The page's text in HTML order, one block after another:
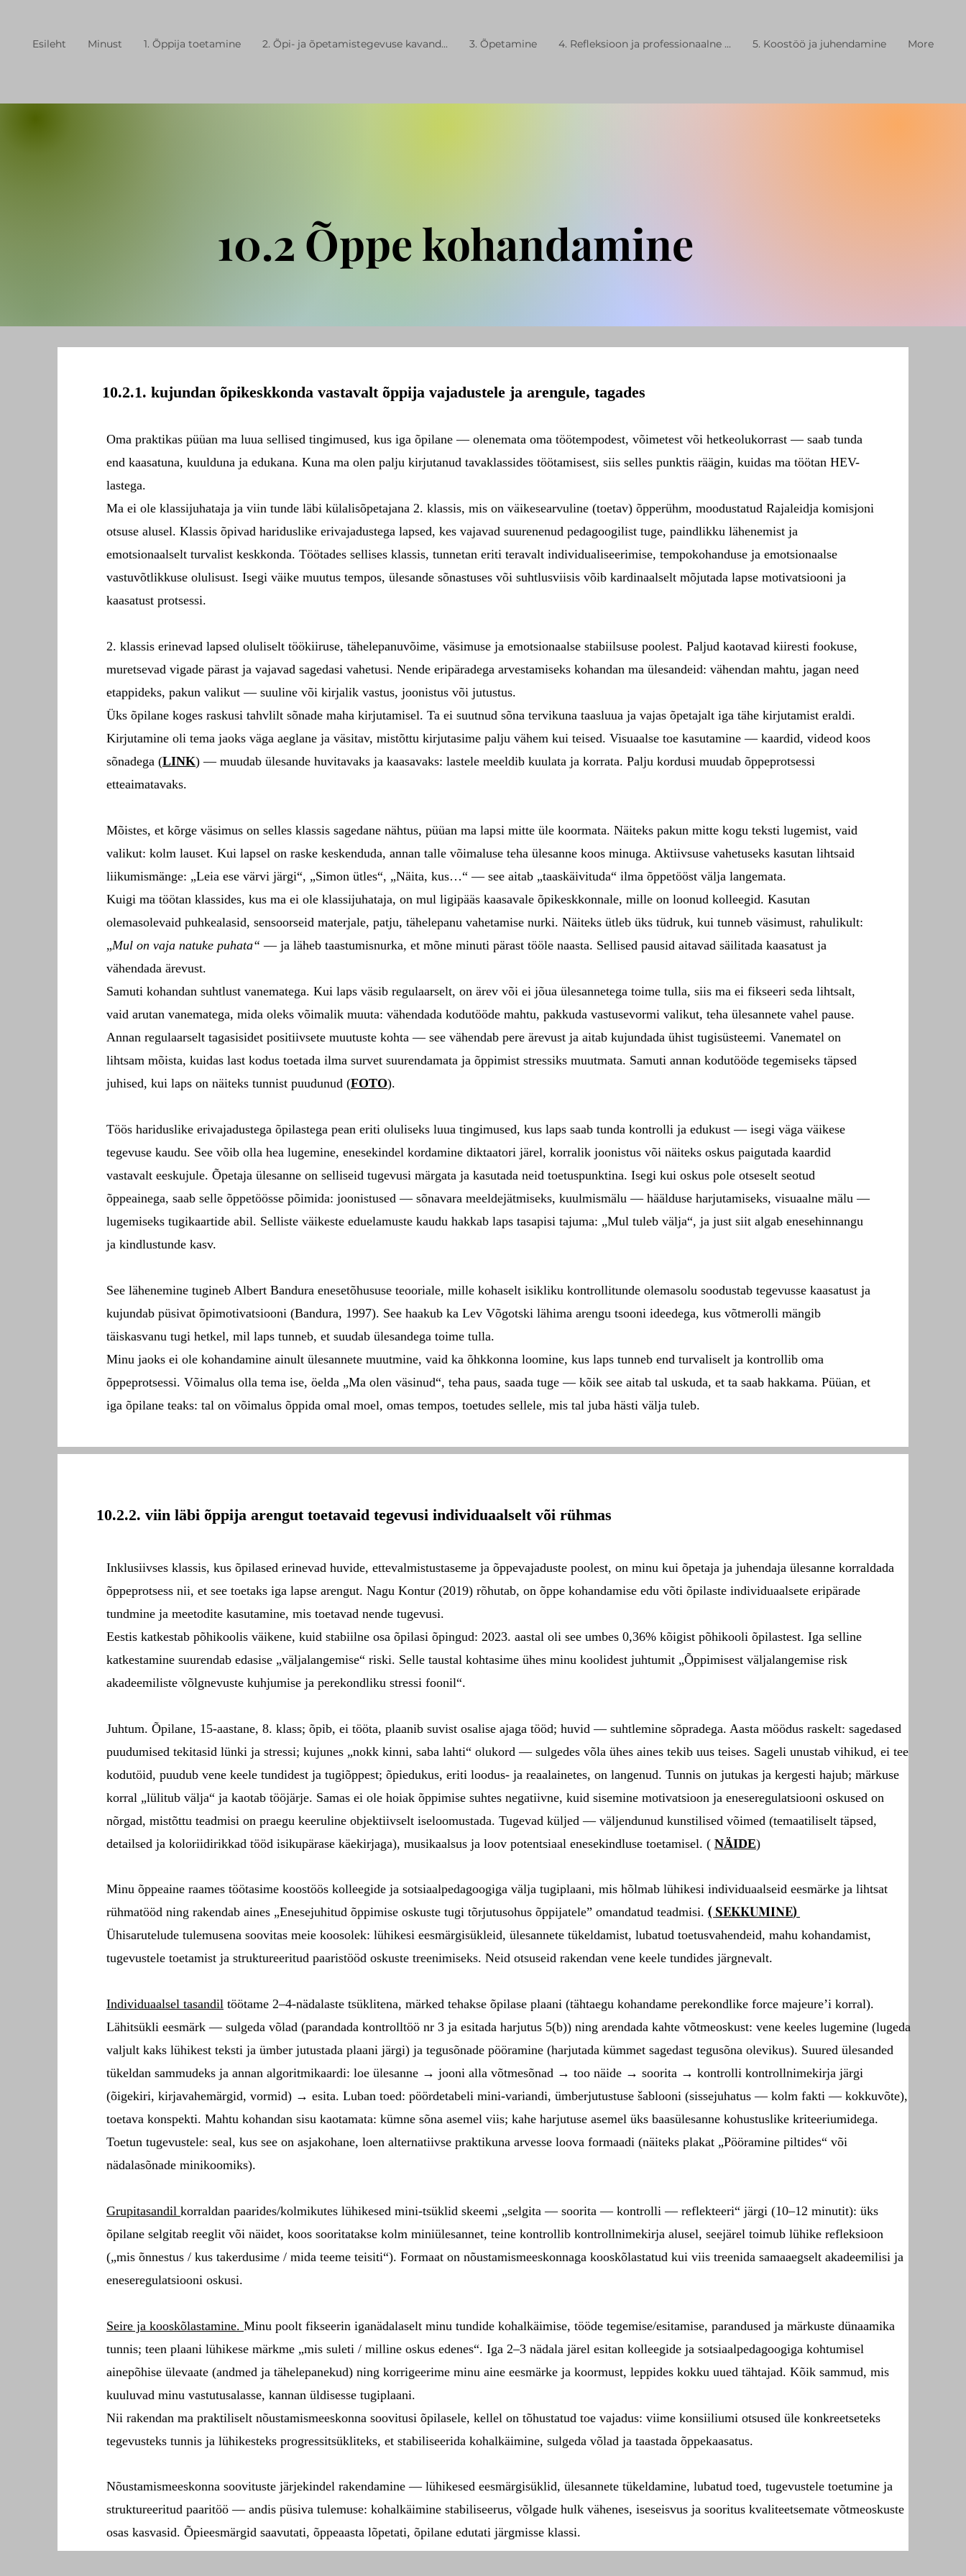
Esileht Minust 1. Õppija toetamine 2. Õpi- ja õpetamistegevuse kavand... 3. Õpetamine 4. Refleksioon ja professionaalne ... 5. Koostöö ja juhendamine More
​10.2 Õppe kohandamine
10.2.1. kujundan õpikeskkonda vastavalt õppija vajadustele ja arengule, tagades
Oma praktikas püüan ma luua sellised tingimused, kus iga õpilane — olenemata oma töötempodest, võimetest või hetkeolukorrast — saab tunda
end kaasatuna, kuulduna ja edukana. Kuna ma olen palju kirjutanud tavaklassides töötamisest, siis selles punktis räägin, kuidas ma töötan HEV-
lastega.
Ma ei ole klassijuhataja ja viin tunde läbi külalisõpetajana 2. klassis, mis on väikesearvuline (toetav) õpperühm, moodustatud Rajaleidja komisjoni
otsuse alusel. Klassis õpivad hariduslike erivajadustega lapsed, kes vajavad suurenenud pedagoogilist tuge, paindlikku lähenemist ja
emotsionaalselt turvalist keskkonda. Töötades sellises klassis, tunnetan eriti teravalt individualiseerimise, tempokohanduse ja emotsionaalse
vastuvõtlikkuse olulisust. Isegi väike muutus tempos, ülesande sõnastuses või suhtlusviisis võib kardinaalselt mõjutada lapse motivatsiooni ja
kaasatust protsessi.
2. klassis erinevad lapsed oluliselt töökiiruse, tähelepanuvõime, väsimuse ja emotsionaalse stabiilsuse poolest. Paljud kaotavad kiiresti fookuse,
muretsevad vigade pärast ja vajavad sagedasi vahetusi. Nende eripäradega arvestamiseks kohandan ma ülesandeid: vähendan mahtu, jagan need
etappideks, pakun valikut — suuline või kirjalik vastus, joonistus või jutustus.
Üks õpilane koges raskusi tahvlilt sõnade maha kirjutamisel. Ta ei suutnud sõna tervikuna taasluua ja vajas õpetajalt iga tähe kirjutamist eraldi.
Kirjutamine oli tema jaoks väga aeglane ja väsitav, mistõttu kirjutasime palju vähem kui teised. Visuaalse toe kasutamine — kaardid, videod koos
sõnadega (LINK) — muudab ülesande huvitavaks ja kaasavaks: lastele meeldib kuulata ja korrata. Palju kordusi muudab õppeprotsessi
etteaimatavaks.
Mõistes, et kõrge väsimus on selles klassis sagedane nähtus, püüan ma lapsi mitte üle koormata. Näiteks pakun mitte kogu teksti lugemist, vaid
valikut: kolm lauset. Kui lapsel on raske keskenduda, annan talle võimaluse teha ülesanne koos minuga. Aktiivsuse vahetuseks kasutan lihtsaid
liikumismänge: „Leia ese värvi järgi“, „Simon ütles“, „Näita, kus…“ — see aitab „taaskäivituda“ ilma õppetööst välja langemata.
Kuigi ma töötan klassides, kus ma ei ole klassijuhataja, on mul ligipääs kaasavale õpikeskkonnale, mille on loonud kolleegid. Kasutan
olemasolevaid puhkealasid, sensoorseid materjale, patju, tähelepanu vahetamise nurki. Näiteks ütleb üks tüdruk, kui tunneb väsimust, rahulikult:
„Mul on vaja natuke puhata“ — ja läheb taastumisnurka, et mõne minuti pärast tööle naasta. Sellised pausid aitavad säilitada kaasatust ja
vähendada ärevust.
Samuti kohandan suhtlust vanematega. Kui laps väsib regulaarselt, on ärev või ei jõua ülesannetega toime tulla, siis ma ei fikseeri seda lihtsalt,
vaid arutan vanematega, mida oleks võimalik muuta: vähendada kodutööde mahtu, pakkuda vastusevormi valikut, teha ülesannete vahel pause.
Annan regulaarselt tagasisidet positiivsete muutuste kohta — see vähendab pere ärevust ja aitab kujundada ühist tugisüsteemi. Vanematel on
lihtsam mõista, kuidas last kodus toetada ilma survet suurendamata ja õppimist stressiks muutmata. Samuti annan kodutööde tegemiseks täpsed
juhised, kui laps on näiteks tunnist puudunud (FOTO).
Töös hariduslike erivajadustega õpilastega pean eriti oluliseks luua tingimused, kus laps saab tunda kontrolli ja edukust — isegi väga väikese
tegevuse kaudu. See võib olla hea lugemine, enesekindel kordamine diktaatori järel, korralik joonistus või näiteks oskus paigutada kaardid
vastavalt eeskujule. Õpetaja ülesanne on selliseid tugevusi märgata ja kasutada neid toetuspunktina. Isegi kui oskus pole otseselt seotud
õppeainega, saab selle õppetöösse põimida: joonistused — sõnavara meeldejätmiseks, kuulmismälu — häälduse harjutamiseks, visuaalne mälu —
lugemiseks tugikaartide abil. Selliste väikeste eduelamuste kaudu hakkab laps tasapisi tajuma: „Mul tuleb välja“, ja just siit algab enesehinnangu
ja kindlustunde kasv.
See lähenemine tugineb Albert Bandura enesetõhususe teooriale, mille kohaselt isikliku kontrollitunde olemasolu soodustab tegevusse kaasatust ja
kujundab püsivat õpimotivatsiooni (Bandura, 1997). See haakub ka Lev Võgotski lähima arengu tsooni ideedega, kus võtmerolli mängib
täiskasvanu tugi hetkel, mil laps tunneb, et suudab ülesandega toime tulla.
Minu jaoks ei ole kohandamine ainult ülesannete muutmine, vaid ka õhkkonna loomine, kus laps tunneb end turvaliselt ja kontrollib oma
õppeprotsessi. Võimalus olla tema ise, öelda „Ma olen väsinud“, teha paus, saada tuge — kõik see aitab tal uskuda, et ta saab hakkama. Püüan, et
iga õpilane teaks: tal on võimalus õppida omal moel, omas tempos, toetudes sellele, mis tal juba hästi välja tuleb.
10.2.2. viin läbi õppija arengut toetavaid tegevusi individuaalselt või rühmas
Inklusiivses klassis, kus õpilased erinevad huvide, ettevalmistustaseme ja õppevajaduste poolest, on minu kui õpetaja ja juhendaja ülesanne korraldada
õppeprotsess nii, et see toetaks iga lapse arengut. Nagu Kontur (2019) rõhutab, on õppe kohandamise edu võti õpilaste individuaalsete eripärade
tundmine ja meetodite kasutamine, mis toetavad nende tugevusi.
Eestis katkestab põhikoolis väikene, kuid stabiilne osa õpilasi õpingud: 2023. aastal oli see umbes 0,36% kõigist põhikooli õpilastest. Iga selline
katkestamine suurendab edasise „väljalangemise“ riski. Selle taustal kohtasime ühes minu koolidest juhtumit „Õppimisest väljalangemise risk
akadeemiliste võlgnevuste kuhjumise ja perekondliku stressi foonil“.
Juhtum. Õpilane, 15-aastane, 8. klass; õpib, ei tööta, plaanib suvist osalise ajaga tööd; huvid — suhtlemine sõpradega. Aasta möödus raskelt: sagedased
puudumised tekitasid lünki ja stressi; kujunes „nokk kinni, saba lahti“ olukord — sulgedes võla ühes aines tekib uus teises. Sageli unustab vihikud, ei tee
kodutöid, puudub vene keele tundidest ja tugiõppest; õpiedukus, eriti loodus- ja reaalainetes, on langenud. Tunnis on jutukas ja kergesti hajub; märkuse
korral „lülitub välja“ ja kaotab tööjärje. Samas ei ole hoiak õppimise suhtes negatiivne, kuid sisemine motivatsioon ja eneseregulatsiooni oskused on
nõrgad, mistõttu teadmisi on praegu keeruline objektiivselt iseloomustada. Tugevad küljed — väljendunud kunstilised võimed (temaatiliselt täpsed,
detailsed ja koloriidirikkad tööd isikupärase käekirjaga), musikaalsus ja loov potentsiaal enesekindluse toetamisel. ( NÄIDE)
Minu õppeaine raames töötasime koostöös kolleegide ja sotsiaalpedagoogiga välja tugiplaani, mis hõlmab lühikesi individuaalseid eesmärke ja lihtsat
rühmatööd ning rakendab aines „Enesejuhitud õppimise oskuste tugi tõrjutusohus õppijatele” omandatud teadmisi. ( SEKKUMINE)
Ühisarutelude tulemusena soovitas meie koosolek: lühikesi eesmärgisükleid, ülesannete tükeldamist, lubatud toetusvahendeid, mahu kohandamist,
tugevustele toetamist ja struktureeritud paaristööd oskuste treenimiseks. Neid otsuseid rakendan vene keele tundides järgnevalt.
Individuaalsel tasandil töötame 2–4-nädalaste tsüklitena, märked tehakse õpilase plaani (tähtaegu kohandame perekondlike force majeure’i korral).
Lähitsükli eesmärk — sulgeda võlad (parandada kontrolltöö nr 3 ja esitada harjutus 5(b)) ning arendada kahte võtmeoskust: vene keeles lugemine (lugeda
valjult kaks lühikest teksti ja ümber jutustada plaani järgi) ja tegusõnade pööramine (harjutada kümmet sagedast tegusõna olevikus). Suured ülesanded
tükeldan sammudeks ja annan algoritmikaardi: loe ülesanne → jooni alla võtmesõnad → too näide → soorita → kontrolli kontrollnimekirja järgi
(õigekiri, kirjavahemärgid, vormid) → esita. Luban toed: pöördetabeli mini-variandi, ümberjutustuse šablooni (sissejuhatus — kolm fakti — kokkuvõte),
toetava konspekti. Mahtu kohandan sisu kaotamata: kümne sõna asemel viis; kahe harjutuse asemel üks baasülesanne kohustuslike kriteeriumidega.
Toetun tugevustele: seal, kus see on asjakohane, loen alternatiivse praktikuna arvesse loova formaadi (näiteks plakat „Pööramine piltides“ või
nädalasõnade minikoomiks).
Grupitasandil korraldan paarides/kolmikutes lühikesed mini-tsüklid skeemi „selgita — soorita — kontrolli — reflekteeri“ järgi (10–12 minutit): üks
õpilane selgitab reeglit või näidet, koos sooritatakse kolm miniülesannet, teine kontrollib kontrollnimekirja alusel, seejärel toimub lühike refleksioon
(„mis õnnestus / kus takerdusime / mida teeme teisiti“). Formaat on nõustamismeeskonnaga kooskõlastatud kui viis treenida samaaegselt akadeemilisi ja
eneseregulatsiooni oskusi.
Seire ja kooskõlastamine. Minu poolt fikseerin iganädalaselt minu tundide kohalkäimise, tööde tegemise/esitamise, parandused ja märkuste dünaamika
tunnis; teen plaani lühikese märkme „mis suleti / milline oskus edenes“. Iga 2–3 nädala järel esitan kolleegide ja sotsiaalpedagoogiga kohtumisel
ainepõhise ülevaate (andmed ja tähelepanekud) ning korrigeerime minu aine eesmärke ja koormust, leppides kokku uued tähtajad. Kõik sammud, mis
kuuluvad minu vastutusalasse, kannan üldisesse tugiplaani.
Nii rakendan ma praktiliselt nõustamismeeskonna soovitusi õpilasele, kellel on tõhustatud toe vajadus: viime konsiiliumi otsused üle konkreetseteks
tegevusteks tunnis ja lühikesteks progressitsükliteks, et stabiliseerida kohalkäimine, sulgeda võlad ja taastada õppekaasatus.
Nõustamismeeskonna soovituste järjekindel rakendamine — lühikesed eesmärgisüklid, ülesannete tükeldamine, lubatud toed, tugevustele toetumine ja
struktureeritud paaritöö — andis püsiva tulemuse: kohalkäimine stabiliseerus, võlgade hulk vähenes, iseseisvus ja sooritus kvaliteetsemate võtmeoskuste
osas kasvasid. Õpieesmärgid saavutati, õppeaasta lõpetati, õpilane edutati järgmisse klassi.